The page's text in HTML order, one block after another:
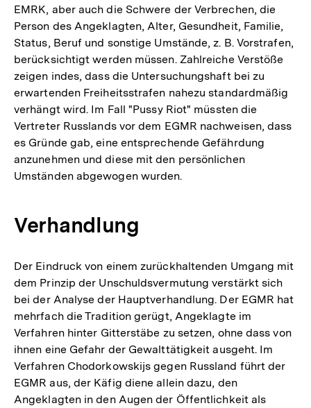
EMRK, aber auch die Schwere der Verbrechen, die
Person des Angeklagten, Alter, Gesundheit, Familie,
Status, Beruf und sonstige Umstände, z. B. Vorstrafen,
berücksichtigt werden müssen. Zahlreiche Verstöße
zeigen indes, dass die Untersuchungshaft bei zu
erwartenden Freiheitsstrafen nahezu standardmäßig
verhängt wird. Im Fall "Pussy Riot" müssten die
Vertreter Russlands vor dem EGMR nachweisen, dass
es Gründe gab, eine entsprechende Gefährdung
anzunehmen und diese mit den persönlichen
Umständen abgewogen wurden.
Verhandlung
Der Eindruck von einem zurückhaltenden Umgang mit
dem Prinzip der Unschuldsvermutung verstärkt sich
bei der Analyse der Hauptverhandlung. Der EGMR hat
mehrfach die Tradition gerügt, Angeklagte im
Verfahren hinter Gitterstäbe zu setzen, ohne dass von
ihnen eine Gefahr der Gewalttätigkeit ausgeht. Im
Verfahren Chodorkowskijs gegen Russland führt der
EGMR aus, der Käfig diene allein dazu, den
Angeklagten in den Augen der Öffentlichkeit als